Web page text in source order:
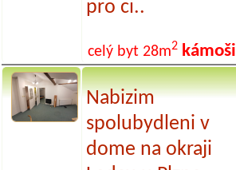
pro ci..
celý byt 28m2 kámoši
Nabizim
spolubydleni v
dome na okraji